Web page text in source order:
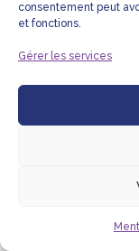
consentement peut
et fonctions.
Gérer les services